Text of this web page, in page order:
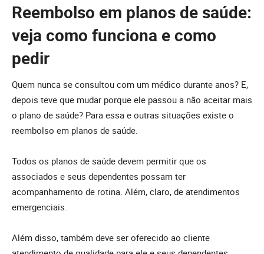
Reembolso em planos de saúde:
veja como funciona e como
pedir
Quem nunca se consultou com um médico durante anos? E,
depois teve que mudar porque ele passou a não aceitar mais
o plano de saúde? Para essa e outras situações existe o
reembolso em planos de saúde.
Todos os planos de saúde devem permitir que os
associados e seus dependentes possam ter
acompanhamento de rotina. Além, claro, de atendimentos
emergenciais.
Além disso, também deve ser oferecido ao cliente